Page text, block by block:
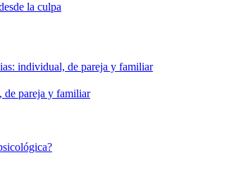
la culpa
individual, de pareja y familiar
de pareja y familiar